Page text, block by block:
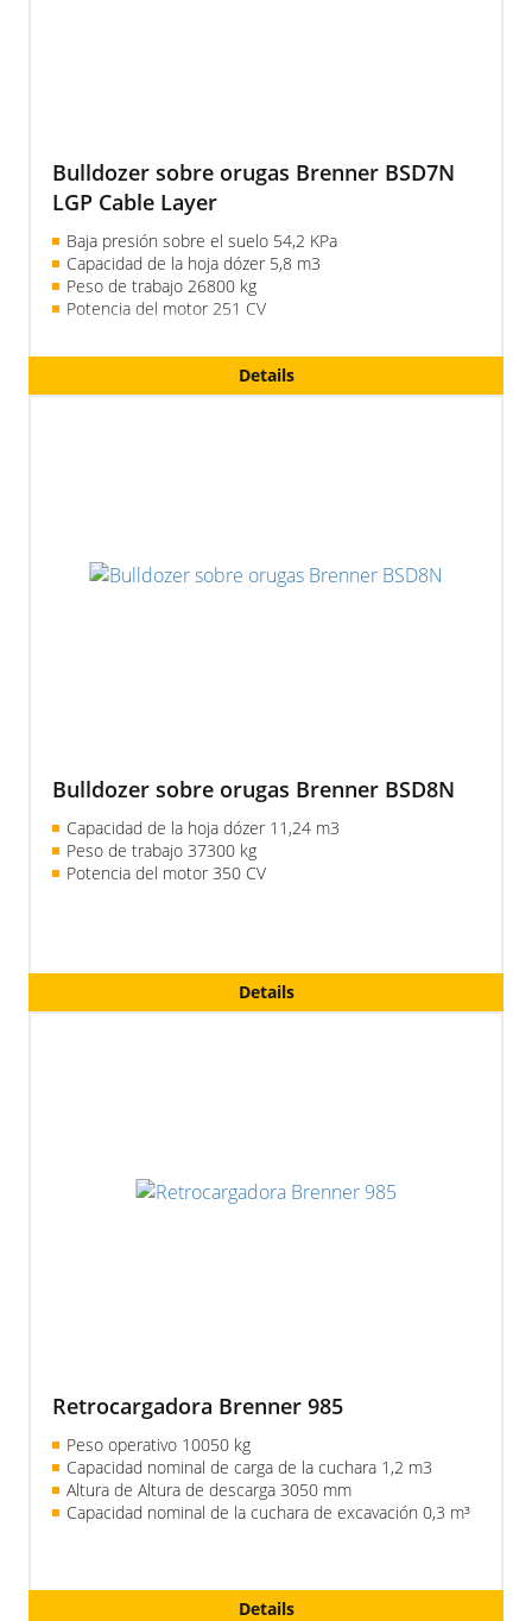
Bulldozer sobre orugas Brenner BSD7N
LGP Cable Layer
Baja presión sobre el suelo 54,2 KPa
Capacidad de la hoja dózer 5,8 m3
Peso de trabajo 26800 kg
Potencia del motor 251 CV
Details
Bulldozer sobre orugas Brenner BSD8N
Capacidad de la hoja dózer 11,24 m3
Peso de trabajo 37300 kg
Potencia del motor 350 CV
Details
Retrocargadora Brenner 985
Peso operativo 10050 kg
Capacidad nominal de carga de la cuchara 1,2 m3
Altura de Altura de descarga 3050 mm
Capacidad nominal de la cuchara de excavación 0,3 m³
Details